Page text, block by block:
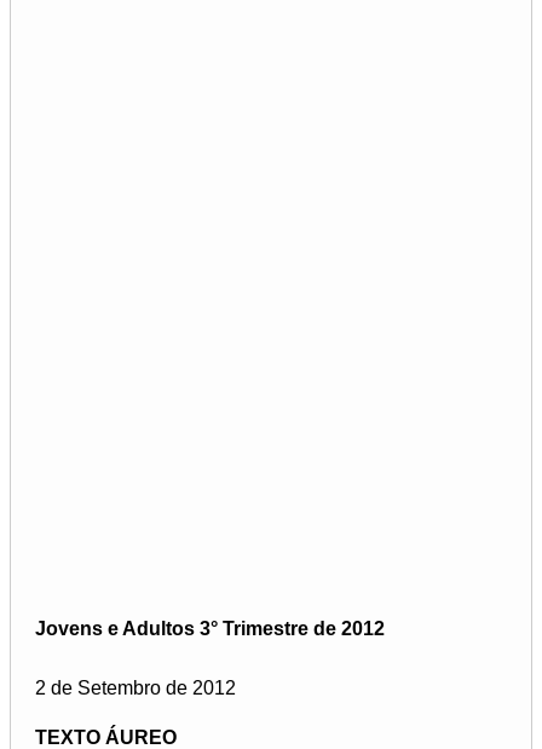
Jovens e Adultos 3° Trimestre de 2012
2 de Setembro de 2012
TEXTO ÁUREO